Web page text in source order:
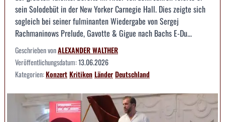
sein Solodebüt in der New Yorker Carnegie Hall. Dies zeigte sich
sogleich bei seiner fulminanten Wiedergabe von Sergej
Rachmaninows Prelude, Gavotte & Gigue nach Bachs E-Du...
Geschrieben vonALEXANDER WALTHER
Veröffentlichungsdatum:13.06.2026
Kategorien:KonzertKritikenLänderDeutschland